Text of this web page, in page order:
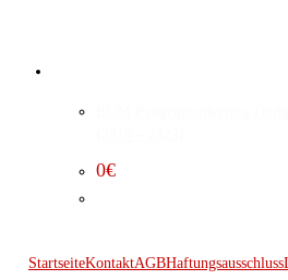
0€
StartseiteKontaktAGBHaftungsausschluss